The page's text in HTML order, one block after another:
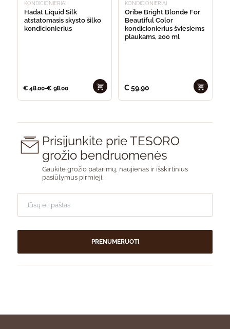
KONDICIONIERIAI
Hadat Liquid Silk
atstatomasis skysto šilko
kondicionierius
€ 48.00-€ 98.00
KONDICIONIERIAI
Oribe Bright Blonde For
Beautiful Color
kondicionierius šviesiems
plaukams, 200 ml
€59.90
Prisijunkite prie TESORO
grožio bendruomenės
Gaukite grožio patarimų, naujienas ir išskirtinius
pasiūlymus pirmieji.
PRENUMERUOTI